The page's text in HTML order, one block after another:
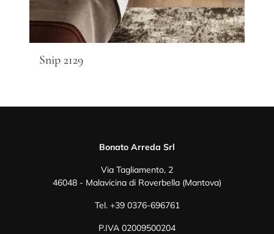
Snip 2129
Bonato Arreda Srl
Via Tagliamento, 2
46048 - Malavicina di Roverbella (Mantova)
Tel. +39 0376-696761
P.IVA 02009500204